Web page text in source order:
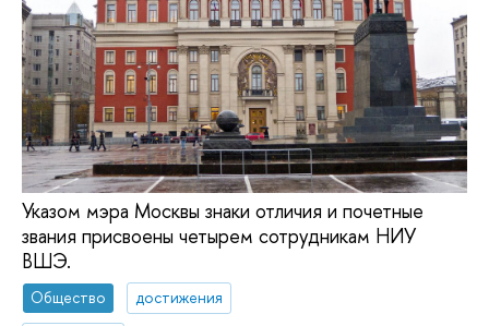
Указом мэра Москвы знаки отличия и почетные
звания присвоены четырем сотрудникам НИУ
ВШЭ.
Общество
достижения